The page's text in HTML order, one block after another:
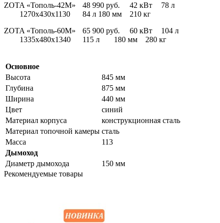
ZOTA «Тополь-42М»
48 990 руб. 42 кВт
78 л
1270х430х1130
84 л 180 мм
210 кг
ZOTA «Тополь-60М»
65 900 руб. 60 кВт
104 л
1335x480x1340
115 л 180 мм 280 кг
Основное
Высота
845 мм
Глубина
875 мм
Ширина
440 мм
Цвет
синий
Материал корпуса
конструкционная сталь
Материал топочной камеры сталь
Масса
113
Дымоход
Диаметр дымохода
150 мм
Рекомендуемые товары